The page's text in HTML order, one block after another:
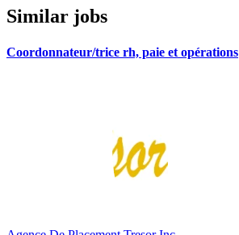
Similar jobs
Coordonnateur/trice rh, paie et opérations